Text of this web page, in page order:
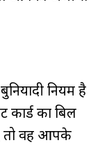
नियम है
का बिल
तो वह आपके